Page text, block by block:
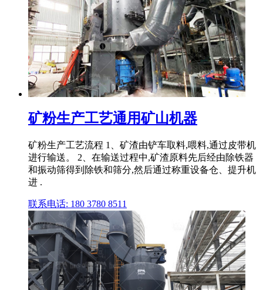
矿粉生产工艺通用矿山机器
矿粉生产工艺流程 1、矿渣由铲车取料,喂料,通过皮带机
进行输送。 2、在输送过程中,矿渣原料先后经由除铁器
和振动筛得到除铁和筛分,然后通过称重设备仓、提升机
进 .
联系电话: 180 3780 8511